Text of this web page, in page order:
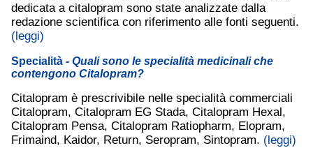
dedicata a citalopram sono state analizzate dalla
redazione scientifica con riferimento alle fonti seguenti.
(leggi)
Specialità - Quali sono le specialità medicinali che
contengono Citalopram?
Citalopram è prescrivibile nelle specialità commerciali
Citalopram, Citalopram EG Stada, Citalopram Hexal,
Citalopram Pensa, Citalopram Ratiopharm, Elopram,
Frimaind, Kaidor, Return, Seropram, Sintopram. (leggi)